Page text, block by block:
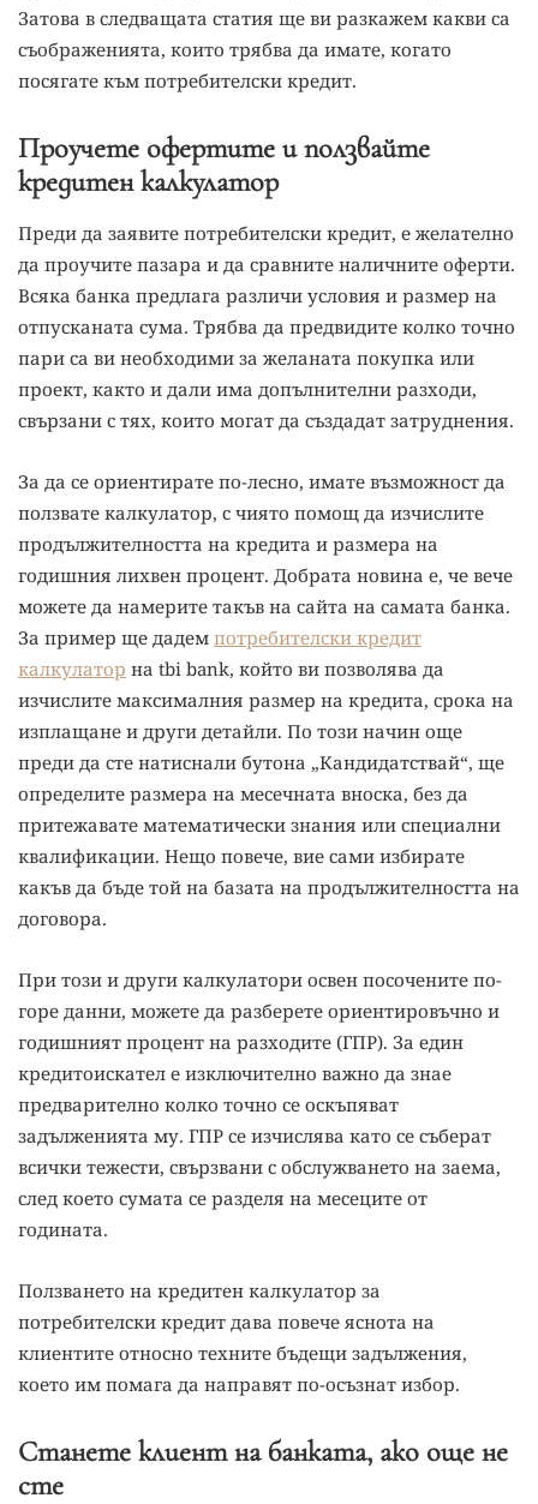
Затова в следващата статия ще ви разкажем какви са
съображенията, които трябва да имате, когато
посягате към потребителски кредит.
Проучете офертите и ползвайте
кредитен калкулатор
Преди да заявите потребителски кредит, е желателно
да проучите пазара и да сравните наличните оферти.
Всяка банка предлага различи условия и размер на
отпусканата сума. Трябва да предвидите колко точно
пари са ви необходими за желаната покупка или
проект, както и дали има допълнителни разходи,
свързани с тях, които могат да създадат затруднения.
За да се ориентирате по-лесно, имате възможност да
ползвате калкулатор, с чиято помощ да изчислите
продължителността на кредита и размера на
годишния лихвен процент. Добрата новина е, че вече
можете да намерите такъв на сайта на самата банка.
За пример ще дадем потребителски кредит
калкулатор на tbi bank, който ви позволява да
изчислите максималния размер на кредита, срока на
изплащане и други детайли. По този начин още
преди да сте натиснали бутона „Кандидатствай“, ще
определите размера на месечната вноска, без да
притежавате математически знания или специални
квалификации. Нещо повече, вие сами избирате
какъв да бъде той на базата на продължителността на
договора.
При този и други калкулатори освен посочените по-
горе данни, можете да разберете ориентировъчно и
годишният процент на разходите (ГПР). За един
кредитоискател е изключително важно да знае
предварително колко точно се оскъпяват
задълженията му. ГПР се изчислява като се съберат
всички тежести, свързвани с обслужването на заема,
след което сумата се разделя на месеците от
годината.
Ползването на кредитен калкулатор за
потребителски кредит дава повече яснота на
клиентите относно техните бъдещи задължения,
което им помага да направят по-осъзнат избор.
Станете клиент на банката, ако още не
сте